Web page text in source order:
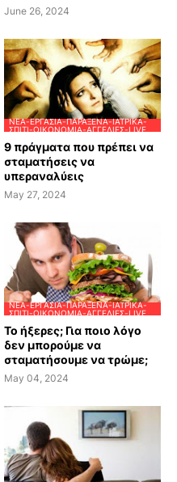
June 26, 2024
ΝΈΑ-ΕΡΓΑΣΊΑ-ΠΑΡΆΞΕΝΑ-ΙΑΤΡΙΚΆ-
ΣΠΊΤΙ-ΟΙΚΟΝΟΜΊΑ-ΑΓΓΕΛΊΕΣ-LIVE
9 πράγματα που πρέπει να
σταματήσεις να
υπεραναλύεις
May 27, 2024
ΝΈΑ-ΕΡΓΑΣΊΑ-ΠΑΡΆΞΕΝΑ-ΙΑΤΡΙΚΆ-
ΣΠΊΤΙ-ΟΙΚΟΝΟΜΊΑ-ΑΓΓΕΛΊΕΣ-LIVE
Το ήξερες; Για ποιο λόγο
δεν μπορούμε να
σταματήσουμε να τρώμε;
May 04, 2024